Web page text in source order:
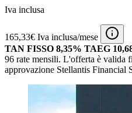
Iva inclusa
165,33€ Iva inclusa/mese
TAN FISSO 8,35% TAEG
96 rate mensili. L'offerta è valida
approvazione Stellantis Financial